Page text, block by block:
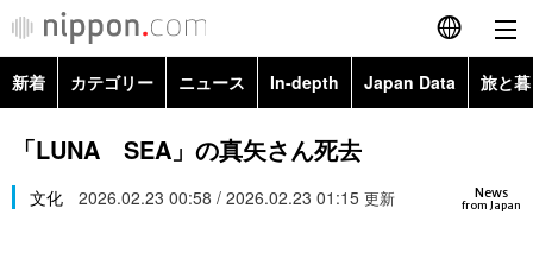
English
繁體字
新着 カテゴリー ニュース In-depth Japan Data 旅と
政治・外交
経済・ビジネス Images
「LUNA SEA」の真矢さん死去
News
from Japan
文化 2026.02.23 00:58 / 2026.02.23 01:15 更新